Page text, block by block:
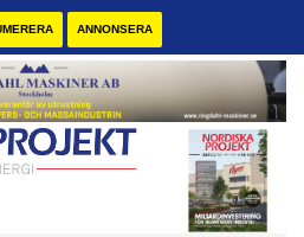
ANNONSERA